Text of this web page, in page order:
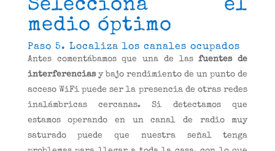
Selecciona el
medio óptimo
Paso 5. Localiza los canales ocupados
Antes comentábamos que una de lasfuentes de
interferenciasy bajo rendimiento de un punto de
acceso WiFi puede ser la presencia de otras redes
inalámbricas cercanas. Si detectamos que
estamos operando en un canal de radio muy
saturado puede que nuestra señal tenga